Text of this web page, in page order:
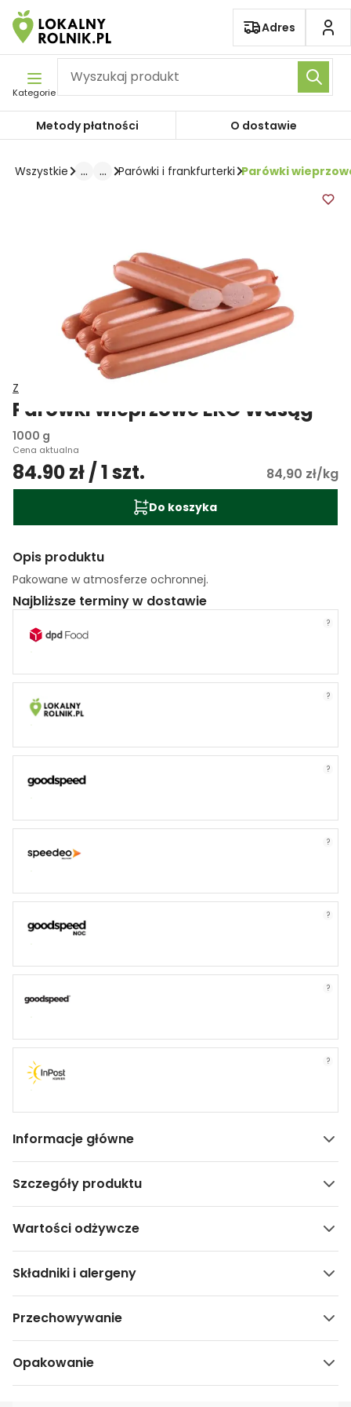
Pomiń nawigację
Adres
Kategorie
Metody płatności O dostawie
Wszystkie ... ... Parówki i frankfurterki Parówki
Zakład Mięsny Wasąg
Parówki wieprzowe EKO Wasąg
1000 g
Cena aktualna
84.90 zł / 1 szt. 84,90 zł/kg
Do koszyka
Opis produktu
Pakowane w atmosferze ochronnej.
Najbliższe terminy w dostawie
?
?
?
?
?
?
?
Informacje główne
Szczegóły produktu
Wartości odżywcze
Składniki i alergeny
Przechowywanie
Opakowanie